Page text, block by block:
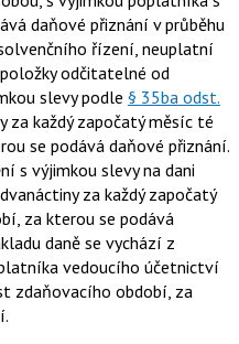
daňové přiznání v průběhu
řízení, neuplatní
odčitatelné od
slevy podle § 35ba odst.
za každý započatý měsíc té
se podává daňové přiznání.
s výjimkou slevy na dani
za každý započatý
za kterou se podává
daně se vychází z
vedoucího účetnictví
zdaňovacího období, za